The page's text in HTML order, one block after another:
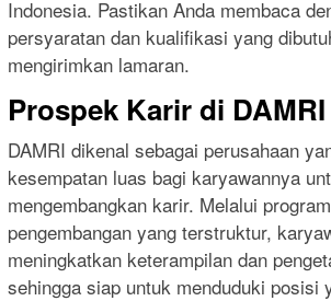
Indonesia. Pastikan Anda membaca
persyaratan dan kualifikasi yang
mengirimkan lamaran.
Prospek Karir di DAMRI
DAMRI dikenal sebagai perusahaan
kesempatan luas bagi karyawannya
mengembangkan karir. Melalui
pengembangan yang terstruktur,
meningkatkan keterampilan dan
sehingga siap untuk menduduki posisi